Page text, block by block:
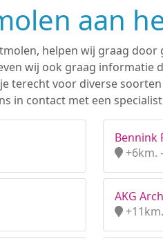
aan
helpen wij graag
wij ook graag informatie
terecht voor diverse
in contact met een
Bennink
+6km.
AKG